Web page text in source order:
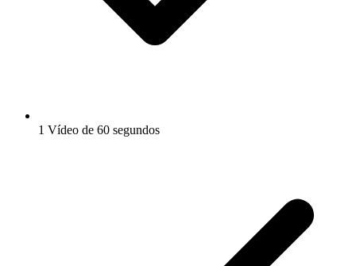
1 Vídeo de 60 segundos